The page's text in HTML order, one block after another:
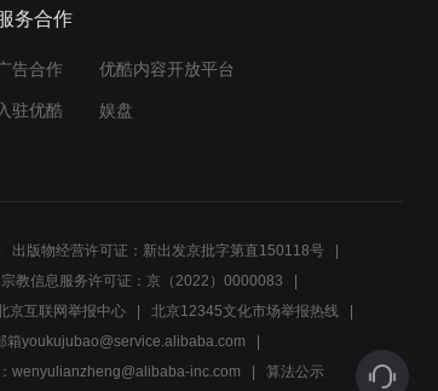
高洁与心机女宣战
02:48
致敬和抄袭的区别在哪里呢
务合作
告合作 优酷内容开放平台
驻优酷 娱盘
出版物经营许可证：新出发京批字第直150118号
教信息服务许可证：京（2022）0000083
京互联网举报中心
北京12345文化市场举报热线
箱youkujubao@service.alibaba.com
wenyulianzheng@alibaba-inc.com 算法公示